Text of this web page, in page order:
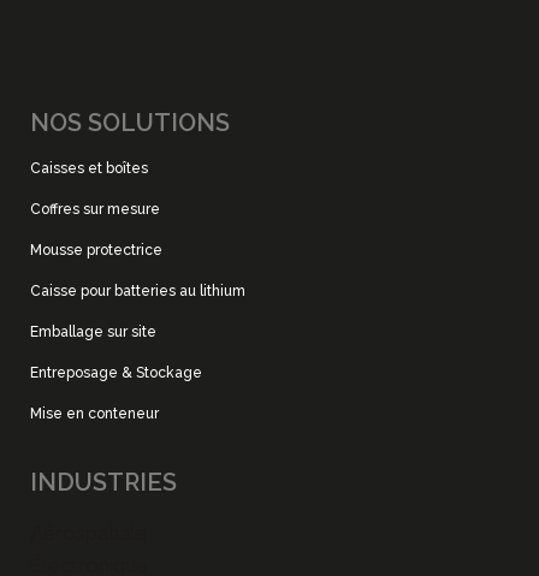
NOS SOLUTIONS
Caisses et boîtes
Coffres sur mesure
Mousse protectrice
Caisse pour batteries au lithium
Emballage sur site
Entreposage & Stockage
Mise en conteneur
INDUSTRIES